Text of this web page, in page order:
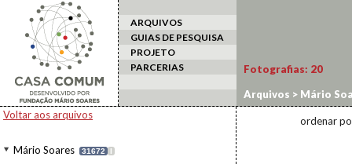
ARQUIVOS
GUIAS DE PESQUISA
PROJETO
PARCERIAS
Voltar aos arquivos
Mário Soares 31672 I
Fotografias: 20
Arquivos > Mário
estrangeiro>Brasil/
ordenar